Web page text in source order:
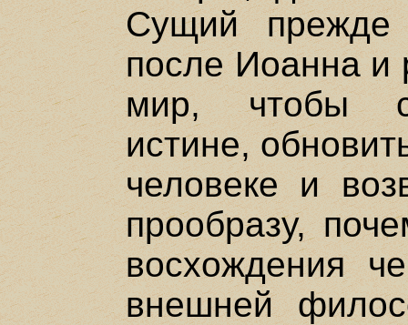
Сущий прежде
после Иоанна и
мир, чтобы
истине,
человеке и
прообразу,
восхождения
внешней